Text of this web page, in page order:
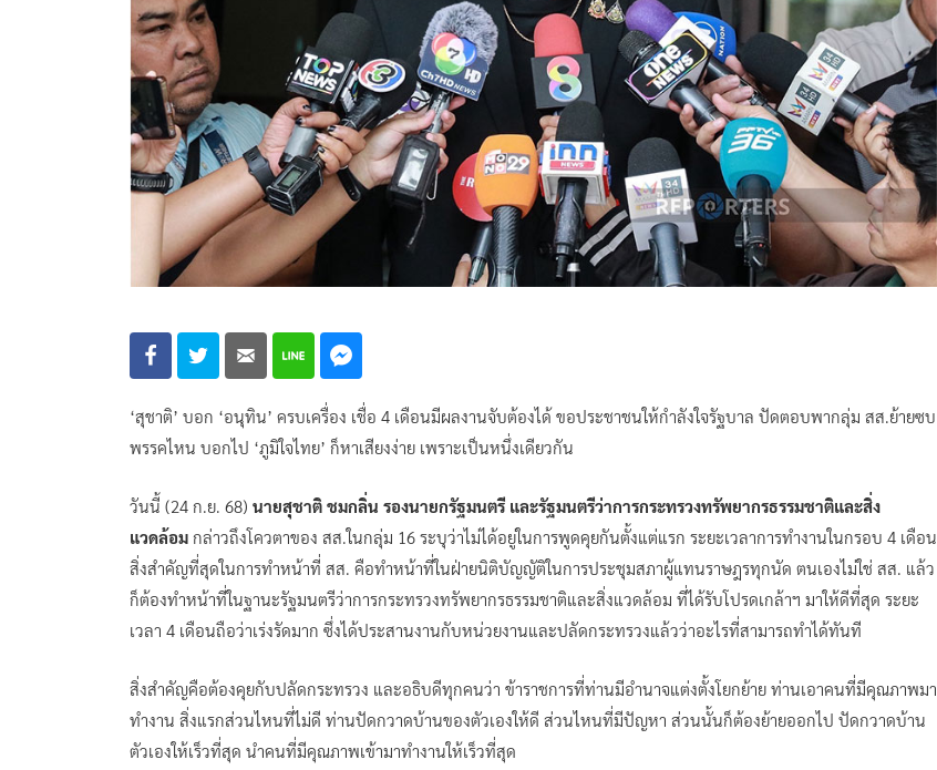
‘สุชาติ’ บอก ‘อนุทิน’ ครบเครื่อง เชื่อ 4 เดือนมีผลงานจับต้องได้ ขอประชาชนให้กำลังใจรัฐบาล ปัดตอบพากลุ่ม สส.ย้ายซบ
พรรคไหน บอกไป ‘ภูมิใจไทย’ ก็หาเสียงง่าย เพราะเป็นหนึ่งเดียวกัน
วันนี้ (24 ก.ย. 68) นายสุชาติ ชมกลิ่น รองนายกรัฐมนตรี และรัฐมนตรีว่าการกระทรวงทรัพยากรธรรมชาติและสิ่ง
แวดล้อม กล่าวถึงโควตาของ สส.ในกลุ่ม 16 ระบุว่าไม่ได้อยู่ในการพูดคุยกันตั้งแต่แรก ระยะเวลาการทำงานในกรอบ 4 เดือน
สิ่งสำคัญที่สุดในการทำหน้าที่ สส. คือทำหน้าที่ในฝ่ายนิติบัญญัติในการประชุมสภาผู้แทนราษฎรทุกนัด ตนเองไม่ใช่ สส. แล้ว
ก็ต้องทำหน้าที่ในฐานะรัฐมนตรีว่าการกระทรวงทรัพยากรธรรมชาติและสิ่งแวดล้อม ที่ได้รับโปรดเกล้าฯ มาให้ดีที่สุด ระยะ
เวลา 4 เดือนถือว่าเร่งรัดมาก ซึ่งได้ประสานงานกับหน่วยงานและปลัดกระทรวงแล้วว่าอะไรที่สามารถทำได้ทันที
สิ่งสำคัญคือต้องคุยกับปลัดกระทรวง และอธิบดีทุกคนว่า ข้าราชการที่ท่านมีอำนาจแต่งตั้งโยกย้าย ท่านเอาคนที่มีคุณภาพมา
ทำงาน สิ่งแรกส่วนไหนที่ไม่ดี ท่านปัดกวาดบ้านของตัวเองให้ดี ส่วนไหนที่มีปัญหา ส่วนนั้นก็ต้องย้ายออกไป ปัดกวาดบ้าน
ตัวเองให้เร็วที่สุด นำคนที่มีคุณภาพเข้ามาทำงานให้เร็วที่สุด